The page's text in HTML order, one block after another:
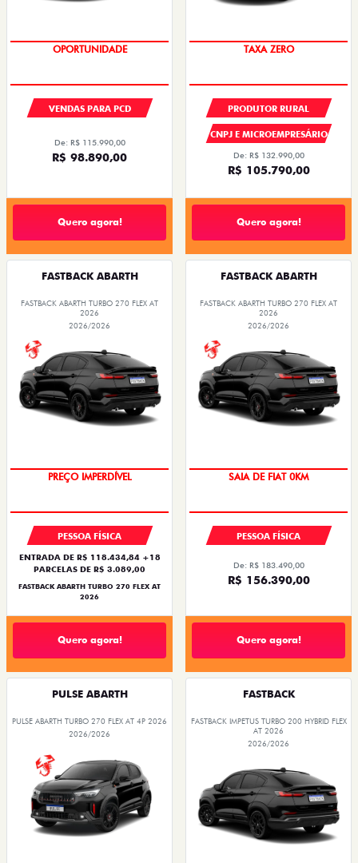
OPORTUNIDADE
VENDAS PARA PCD
De: R$ 115.990,00
R$ 98.890,00
Quero agora!
TAXA ZERO
PRODUTOR RURAL
CNPJ E MICROEMPRESÁRIO
De: R$ 132.990,00
R$ 105.790,00
Quero agora!
FASTBACK ABARTH
FASTBACK ABARTH TURBO 270 FLEX AT
2026
2026/2026
PREÇO IMPERDÍVEL
PESSOA FÍSICA
ENTRADA DE R$ 118.434,84 +18
PARCELAS DE R$ 3.089,00
FASTBACK ABARTH TURBO 270 FLEX AT
2026
Quero agora!
FASTBACK ABARTH
FASTBACK ABARTH TURBO 270 FLEX AT
2026
2026/2026
SAIA DE FIAT 0KM
PESSOA FÍSICA
De: R$ 183.490,00
R$ 156.390,00
Quero agora!
PULSE ABARTH
PULSE ABARTH TURBO 270 FLEX AT 4P 2026
2026/2026
FASTBACK
FASTBACK IMPETUS TURBO 200 HYBRID FLEX
AT 2026
2026/2026